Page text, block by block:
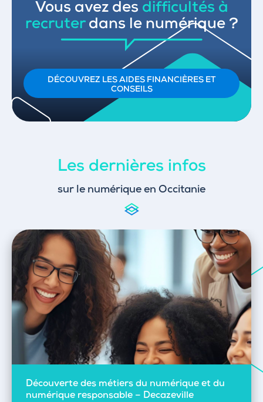
Vous avez des difficultés à
recruterdans le numérique ?
DÉCOUVREZ LES AIDES FINANCIÈRES ET
CONSEILS
Les dernières infos
sur le numérique en Occitanie
Découverte des métiers du numérique et du
numérique responsable – Decazeville